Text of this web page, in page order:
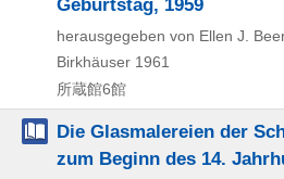
herausgegeben von Ellen J.
Birkhäuser 1961
所蔵館6館
Die Glasmalereien der
zum Beginn des 14.